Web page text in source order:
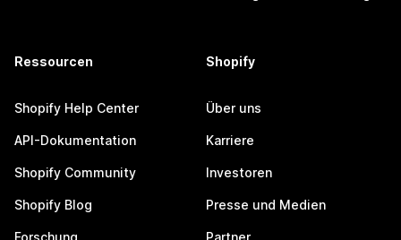
Ressourcen
Shopify Help Center
API-Dokumentation
Shopify Community
Shopify Blog
Shopify
Über uns
Karriere
Investoren
Presse und Medien